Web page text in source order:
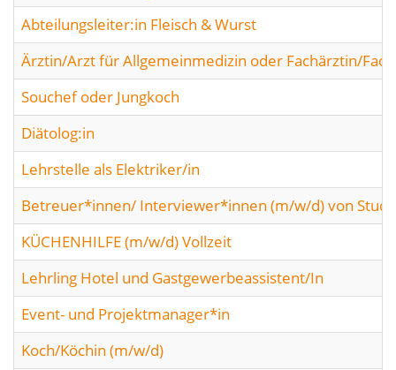
Abteilungsleiter:in Fleisch & Wurst
Ärztin/Arzt für Allgemeinmedizin oder Fachärztin/
Souchef oder Jungkoch
Diätolog:in
Lehrstelle als Elektriker/in
Betreuer*innen/ Interviewer*innen (m/w/d) von
KÜCHENHILFE (m/w/d) Vollzeit
Lehrling Hotel und Gastgewerbeassistent/In
Event- und Projektmanager*in
Koch/Köchin (m/w/d)